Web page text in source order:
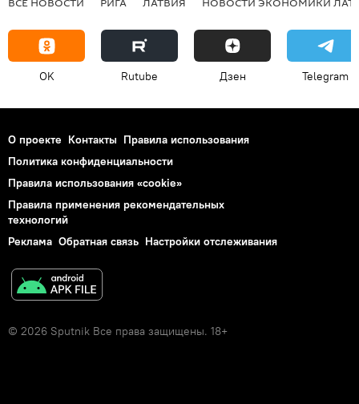
OK Rutube Дзен Telegram
О проекте Контакты Правила использования
Политика конфиденциальности
Правила использования «cookie»
Правила применения рекомендательных
технологий
Реклама Обратная связь Настройки отслеживания
© 2026 Sputnik Все права защищены. 18+